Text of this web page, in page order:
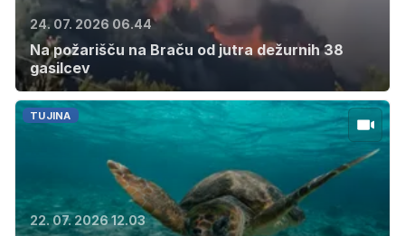
24. 07. 2026 06.44
Na požarišču na Braču od jutra dežurnih 38
gasilcev
TUJINA
22. 07. 2026 12.03